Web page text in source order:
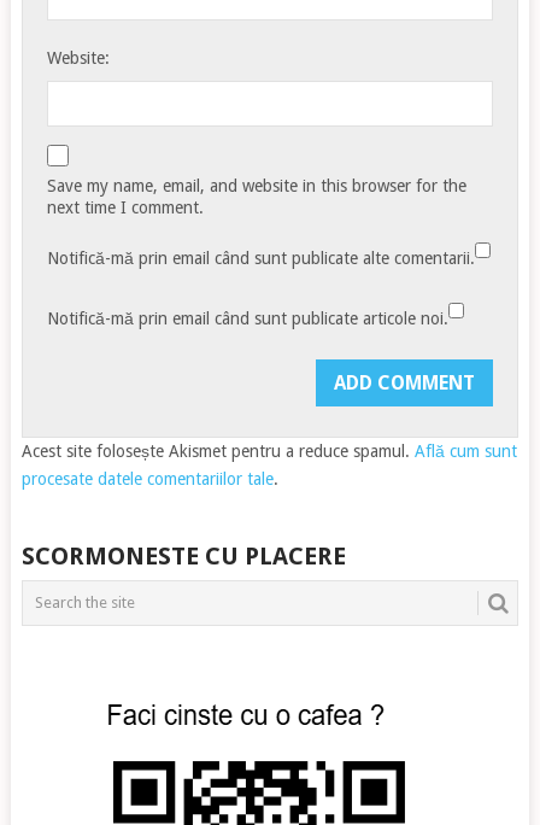
Website:
Save my name, email, and website in this browser for the
next time I comment.
Notifică-mă prin email când sunt publicate alte comentarii.
Notifică-mă prin email când sunt publicate articole noi.
Acest site folosește Akismet pentru a reduce spamul. Află cum sunt
procesate datele comentariilor tale.
SCORMONESTE CU PLACERE